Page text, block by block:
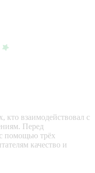
кто взаимодействовал с
Перед
помощью трёх
качество и